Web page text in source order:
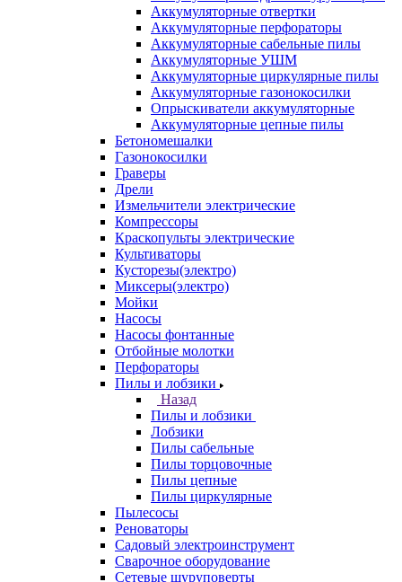
Аккумуляторные отвертки
Аккумуляторные перфораторы
Аккумуляторные сабельные пилы
Аккумуляторные УШМ
Аккумуляторные циркулярные пилы
Аккумуляторные газонокосилки
Опрыскиватели аккумуляторные
Аккумуляторные цепные пилы
Бетономешалки
Газонокосилки
Граверы
Дрели
Измельчители электрические
Компрессоры
Краскопульты электрические
Культиваторы
Кусторезы(электро)
Миксеры(электро)
Мойки
Насосы
Насосы фонтанные
Отбойные молотки
Перфораторы
Пилы и лобзики
Назад
Пилы и лобзики
Лобзики
Пилы сабельные
Пилы торцовочные
Пилы цепные
Пилы циркулярные
Пылесосы
Реноваторы
Садовый электроинструмент
Сварочное оборудование
Сетевые шуруповерты